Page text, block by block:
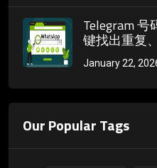
Telegram
键找出重复
January 22,
Our Popular Tags